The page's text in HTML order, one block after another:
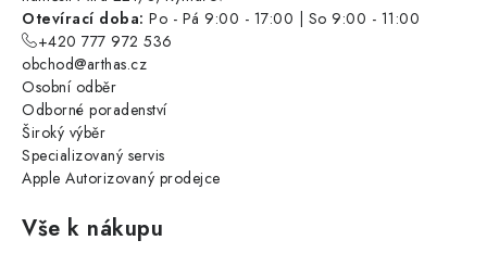
Otevírací doba: Po - Pá 9:00 - 17:00 | So 9:00 - 11:00
+420 777 972 536
obchod@arthas.cz
Osobní odběr
Odborné poradenství
Široký výběr
Specializovaný servis
Apple Autorizovaný prodejce
Vše k nákupu